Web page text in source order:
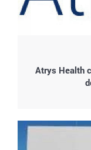
Atrys Health